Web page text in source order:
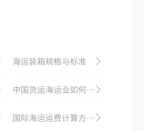
海运装箱规格与标准
中国货运海运业如何在全球市场获得竞争优势
国际海运运费计算方法及影响因素